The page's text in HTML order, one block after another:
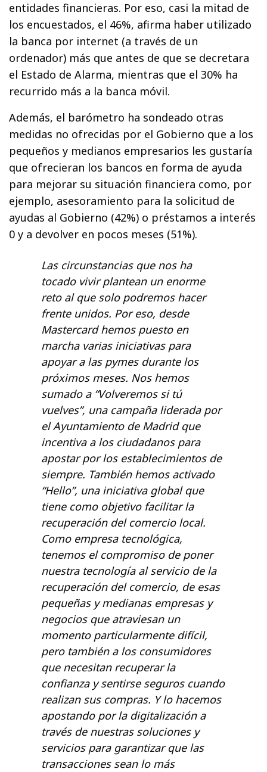
entidades financieras. Por eso, casi la mitad de
los encuestados, el 46%, afirma haber utilizado
la banca por internet (a través de un
ordenador) más que antes de que se decretara
el Estado de Alarma, mientras que el 30% ha
recurrido más a la banca móvil.
Además, el barómetro ha sondeado otras
medidas no ofrecidas por el Gobierno que a los
pequeños y medianos empresarios les gustaría
que ofrecieran los bancos en forma de ayuda
para mejorar su situación financiera como, por
ejemplo, asesoramiento para la solicitud de
ayudas al Gobierno (42%) o préstamos a interés
0 y a devolver en pocos meses (51%).
Las circunstancias que nos ha
tocado vivir plantean un enorme
reto al que solo podremos hacer
frente unidos. Por eso, desde
Mastercard hemos puesto en
marcha varias iniciativas para
apoyar a las pymes durante los
próximos meses. Nos hemos
sumado a “Volveremos si tú
vuelves”, una campaña liderada por
el Ayuntamiento de Madrid que
incentiva a los ciudadanos para
apostar por los establecimientos de
siempre. También hemos activado
“Hello”, una iniciativa global que
tiene como objetivo facilitar la
recuperación del comercio local.
Como empresa tecnológica,
tenemos el compromiso de poner
nuestra tecnología al servicio de la
recuperación del comercio, de esas
pequeñas y medianas empresas y
negocios que atraviesan un
momento particularmente difícil,
pero también a los consumidores
que necesitan recuperar la
confianza y sentirse seguros cuando
realizan sus compras. Y lo hacemos
apostando por la digitalización a
través de nuestras soluciones y
servicios para garantizar que las
transacciones sean lo más